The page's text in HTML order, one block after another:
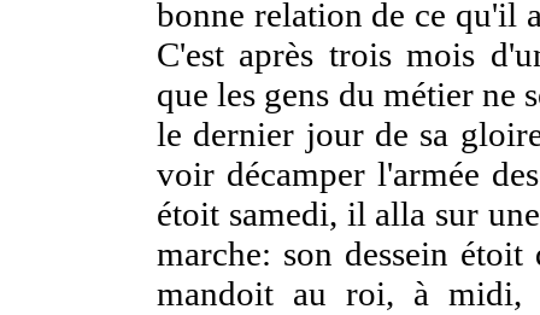
bonne relation de ce qu'il
C'est après trois mois
que les gens du métier ne
le dernier jour de sa
voir décamper l'armée
étoit samedi, il alla sur
marche: son dessein
mandoit au roi, à midi,